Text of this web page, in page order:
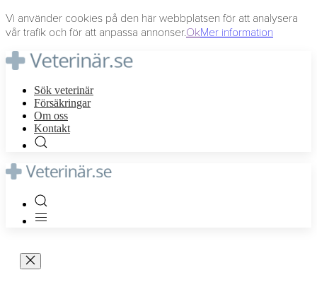
Vi använder cookies på den här webbplatsen för att analysera
vår trafik och för att anpassa annonser.OkMer information
Sök veterinär
Försäkringar
Om oss
Kontakt